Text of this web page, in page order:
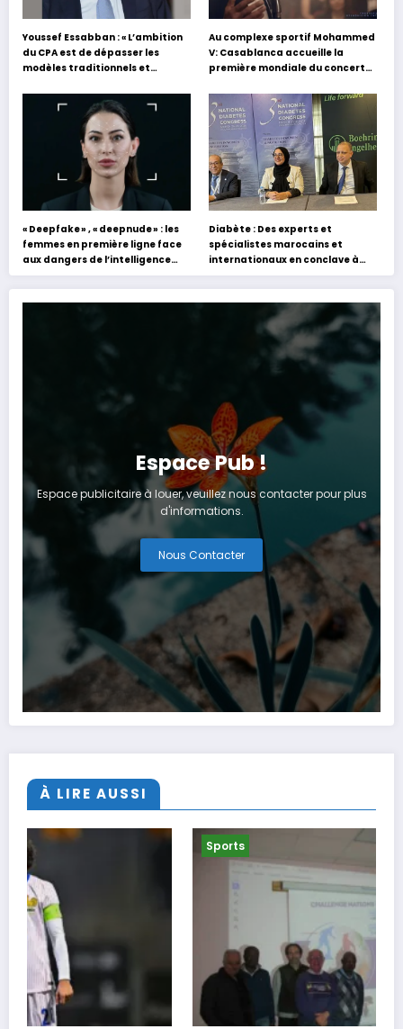
Youssef Essabban : « L’ambition
du CPA est de dépasser les
modèles traditionnels et
s’appuyant sur le partage des
expériences »
Au complexe sportif Mohammed
V: Casablanca accueille la
première mondiale du concert
Hafez
« Deepfake » , « deepnude » : les
femmes en première ligne face
aux dangers de l’intelligence
artificielle
Diabète : Des experts et
spécialistes marocains et
internationaux en conclave à
Tanger
Espace Pub !
Espace publicitaire à louer, veuillez nous contacter pour plus
d'informations.
Nous Contacter
À LIRE AUSSI